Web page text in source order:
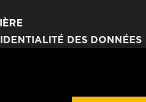
DES DONNÉES